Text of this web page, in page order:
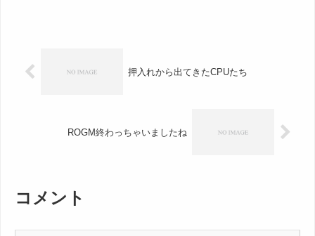
押入れから出てきたCPUたち
ROGM終わっちゃいましたね
コメント